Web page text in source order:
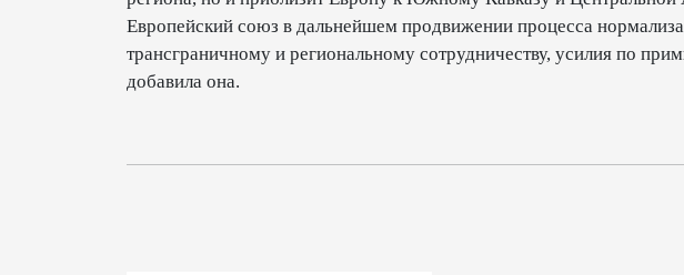
Европейский союз в дальнейшем продвижении процесса
трансграничному и региональному сотрудничеству, усилия по
добавила она.